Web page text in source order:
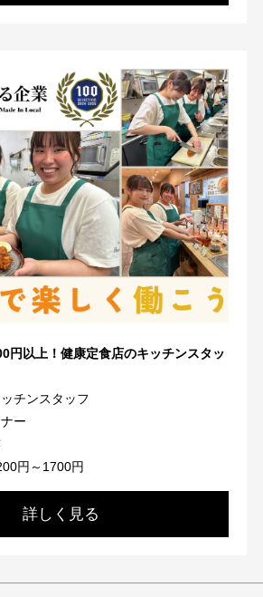
円以上！健康定食店のキッチンスタッ
ッチンスタッフ
ー
円～1700円
詳しく見る